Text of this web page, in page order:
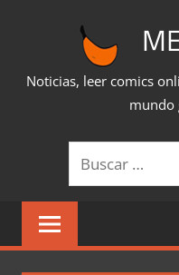
Noticias, leer comics
mundo
Buscar: